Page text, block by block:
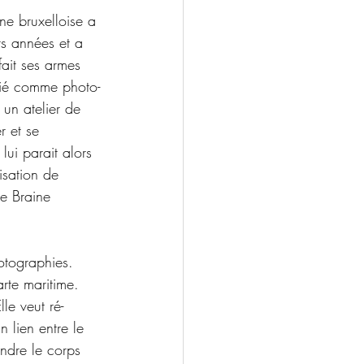
bruxelloise a
années et a
ses armes
comme photo-
atelier de
et se
parait alors
de
Braine
maritime.
veut ré-
lien entre le
le corps